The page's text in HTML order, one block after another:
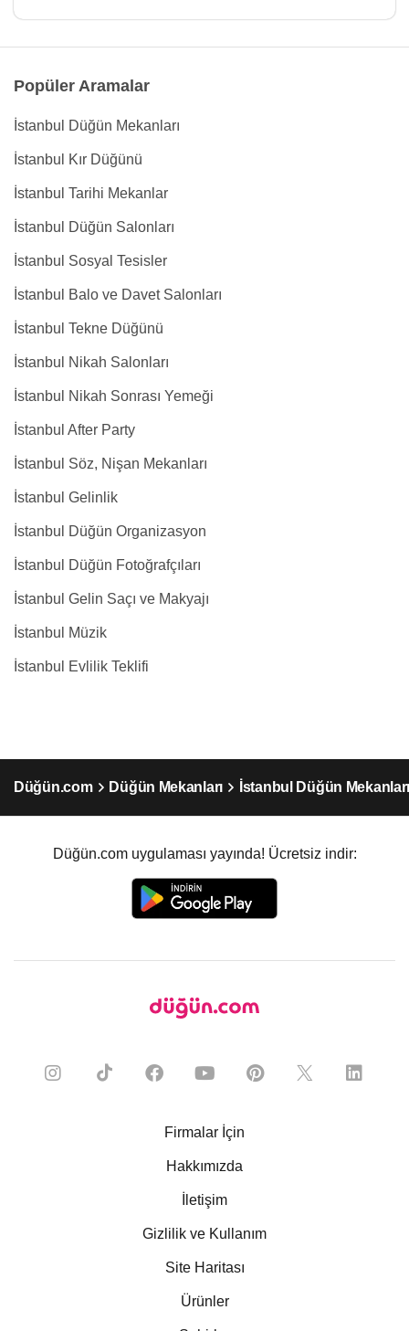
Popüler Aramalar
İstanbul Düğün Mekanları
İstanbul Kır Düğünü
İstanbul Tarihi Mekanlar
İstanbul Düğün Salonları
İstanbul Sosyal Tesisler
İstanbul Balo ve Davet Salonları
İstanbul Tekne Düğünü
İstanbul Nikah Salonları
İstanbul Nikah Sonrası Yemeği
İstanbul After Party
İstanbul Söz, Nişan Mekanları
İstanbul Gelinlik
İstanbul Düğün Organizasyon
İstanbul Düğün Fotoğrafçıları
İstanbul Gelin Saçı ve Makyajı
İstanbul Müzik
İstanbul Evlilik Teklifi
Düğün.com Düğün Mekanları İstanbul Düğün
Düğün.com uygulaması yayında! Ücretsiz indir:
Firmalar İçin
Hakkımızda
İletişim
Gizlilik ve Kullanım
Site Haritası
Ürünler